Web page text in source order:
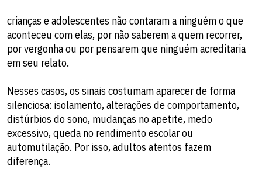
crianças e adolescentes não contaram a ninguém o que
aconteceu com elas, por não saberem a quem recorrer,
por vergonha ou por pensarem que ninguém acreditaria
em seu relato.
Nesses casos, os sinais costumam aparecer de forma
silenciosa: isolamento, alterações de comportamento,
distúrbios do sono, mudanças no apetite, medo
excessivo, queda no rendimento escolar ou
automutilação. Por isso, adultos atentos fazem
diferença.